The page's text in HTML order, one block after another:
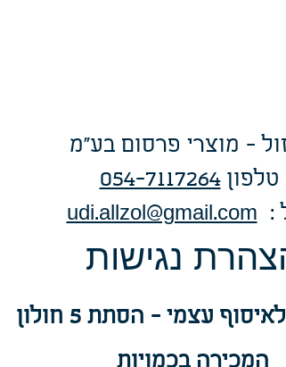
- מוצרי פרסום בע"מ
טלפון054-7117264
udi.allzol@gmail.com
רת נגישות
לאיסוף עצמי - הסתת 5 חולון
המכירה בכמויות